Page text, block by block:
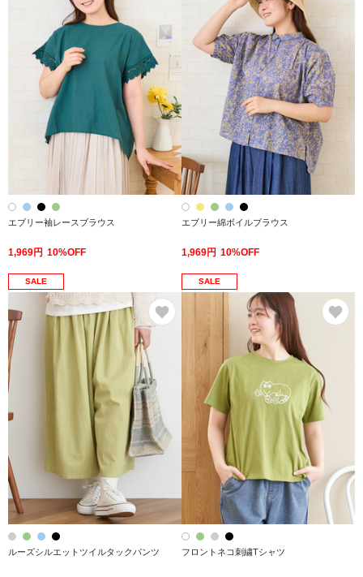
エブリー袖レースブラウス
1,969円 10%OFF
エブリー綿ボイルブラウス
1,969円 10%OFF
SALE
お気に入り
ルーズシルエットツイルタックパンツ
SALE
フロントネコ刺繍Tシャツ